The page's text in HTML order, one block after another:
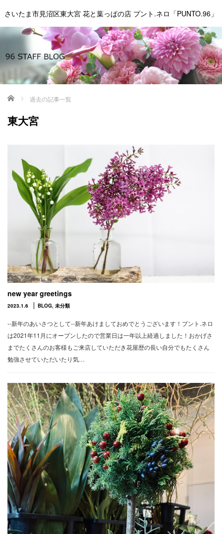
さいたま市見沼区東大宮 花と葉っぱの店 プント.ネロ「PUNTO.96」
ホーム 過去の記事一覧
東大宮
new year greetings
2023.1.6 BLOG, 未分類
--新年のあいさつとして--新年あけましておめでとうございます！プント.ネロ
は2021年11月にオープンしたので営業日は一年以上経過しました！おかげさ
までたくさんのお客様もご来店していただき花屋歴の長い自分でもたくさん
勉強させていただいたり気…